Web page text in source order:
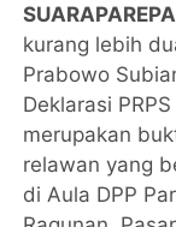
kurang lebih
Prabowo
Deklarasi
merupakan
relawan yang
di Aula DPP